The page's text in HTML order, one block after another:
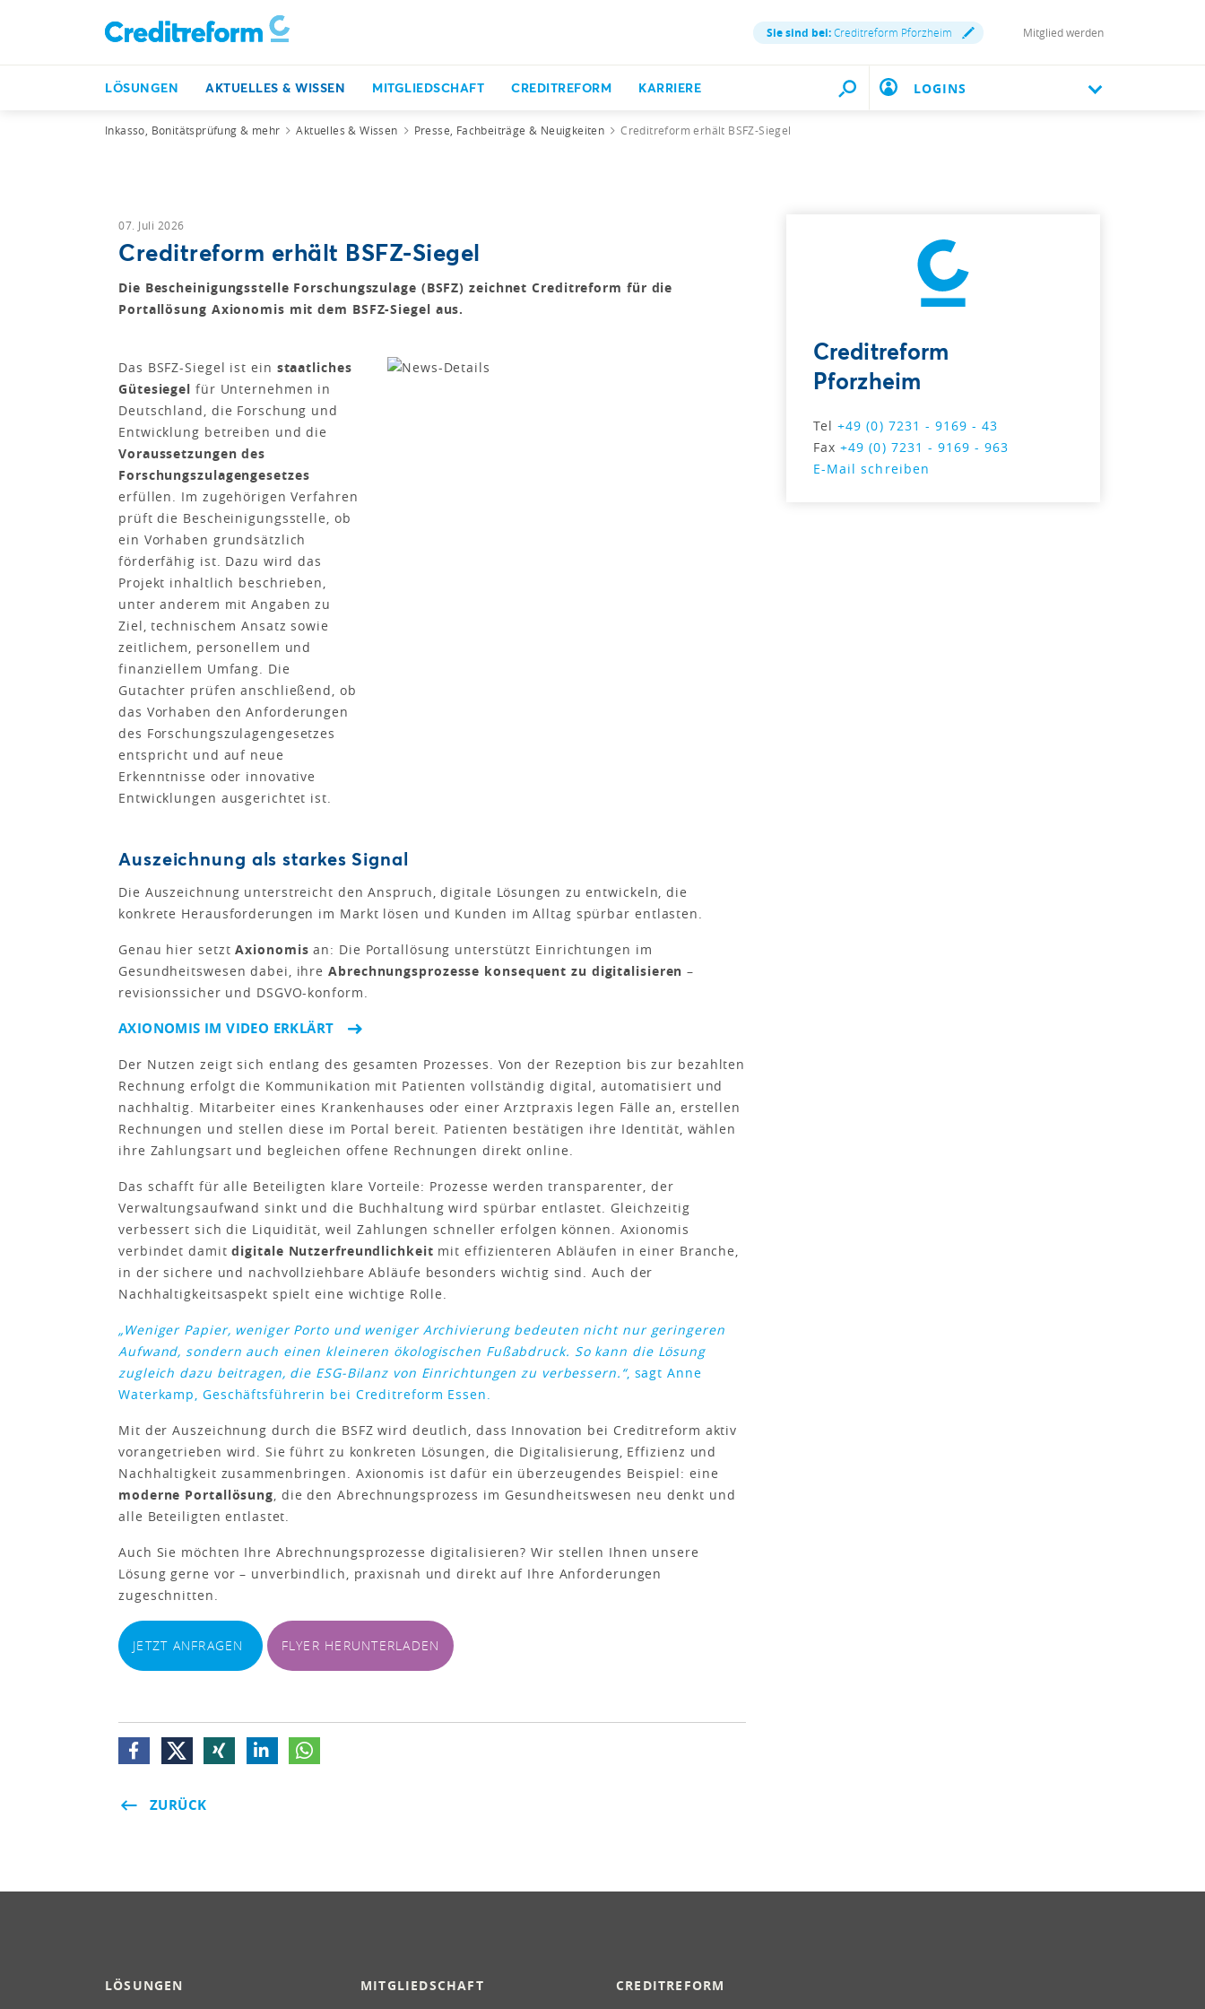
Sie sind bei:Creditreform Pforzheim Mitglied werden
LÖSUNGEN AKTUELLES & WISSEN MITGLIEDSCHAFT CREDITREFORM KARRIERE LOGINS
Inkasso, Bonitätsprüfung & mehr Aktuelles & Wissen Presse, Fachbeiträge & Neuigkeiten Creditreform erhält BSFZ-Siegel
07. Juli 2026
Creditreform erhält BSFZ-Siegel
Die Bescheinigungsstelle Forschungszulage (BSFZ) zeichnet Creditreform für die
Portallösung Axionomis mit dem BSFZ-Siegel aus.
Das BSFZ-Siegel ist ein staatliches
Gütesiegel für Unternehmen in
Deutschland, die Forschung und
Entwicklung betreiben und die
Voraussetzungen des
Forschungszulagengesetzes
erfüllen. Im zugehörigen Verfahren
prüft die Bescheinigungsstelle, ob
ein Vorhaben grundsätzlich
förderfähig ist. Dazu wird das
Projekt inhaltlich beschrieben,
unter anderem mit Angaben zu
Ziel, technischem Ansatz sowie
zeitlichem, personellem und
finanziellem Umfang. Die
Gutachter prüfen anschließend, ob
das Vorhaben den Anforderungen
des Forschungszulagengesetzes
entspricht und auf neue
Erkenntnisse oder innovative
Entwicklungen ausgerichtet ist.
Auszeichnung als starkes Signal
Die Auszeichnung unterstreicht den Anspruch, digitale Lösungen zu entwickeln, die
konkrete Herausforderungen im Markt lösen und Kunden im Alltag spürbar entlasten.
Genau hier setztAxionomis an: Die Portallösung unterstützt Einrichtungen im
Gesundheitswesen dabei, ihreAbrechnungsprozesse konsequent zu digitalisieren –
revisionssicher und DSGVO-konform.
AXIONOMIS IM VIDEO ERKLÄRT
Der Nutzen zeigt sich entlang des gesamten Prozesses. Von der Rezeption bis zur bezahlten
Rechnung erfolgt die Kommunikation mit Patienten vollständig digital, automatisiert und
nachhaltig. Mitarbeiter eines Krankenhauses oder einer Arztpraxis legen Fälle an, erstellen
Rechnungen und stellen diese im Portal bereit. Patienten bestätigen ihre Identität, wählen
ihre Zahlungsart und begleichen offene Rechnungen direkt online.
Das schafft für alle Beteiligten klare Vorteile: Prozesse werden transparenter, der
Verwaltungsaufwand sinkt und die Buchhaltung wird spürbar entlastet. Gleichzeitig
verbessert sich die Liquidität, weil Zahlungen schneller erfolgen können. Axionomis
verbindet damitdigitale Nutzerfreundlichkeit mit effizienteren Abläufen in einer Branche,
in der sichere und nachvollziehbare Abläufe besonders wichtig sind. Auch der
Nachhaltigkeitsaspekt spielt eine wichtige Rolle.
„Weniger Papier, weniger Porto und weniger Archivierung bedeuten nicht nur geringeren
Aufwand, sondern auch einen kleineren ökologischen Fußabdruck. So kann die Lösung
zugleich dazu beitragen, die ESG-Bilanz von Einrichtungen zu verbessern.“, sagt Anne
Waterkamp, Geschäftsführerin bei Creditreform Essen.
Mit der Auszeichnung durch die BSFZ wird deutlich, dass Innovation bei Creditreform aktiv
vorangetrieben wird. Sie führt zu konkreten Lösungen, die Digitalisierung, Effizienz und
Nachhaltigkeit zusammenbringen. Axionomis ist dafür ein überzeugendes Beispiel: eine
moderne Portallösung, die den Abrechnungsprozess im Gesundheitswesen neu denkt und
alle Beteiligten entlastet.
Auch Sie möchten Ihre Abrechnungsprozesse digitalisieren? Wir stellen Ihnen unsere
Lösung gerne vor – unverbindlich, praxisnah und direkt auf Ihre Anforderungen
zugeschnitten.
JETZT ANFRAGEN FLYER HERUNTERLADEN
ZURÜCK
Creditreform
Pforzheim
Tel+49 (0) 7231 - 9169 - 43
Fax+49 (0) 7231 - 9169 - 963
E-Mail schreiben
LÖSUNGEN MITGLIEDSCHAFT CREDITREFORM